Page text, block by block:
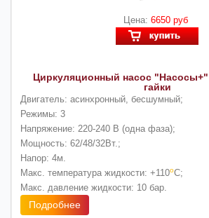
Цена: 6650 руб
Циркуляционный насос "Насосы+"
гайки
Двигатель: асинхронный, бесшумный;
Режимы: 3
Напряжение: 220-240 В (одна фаза);
Мощность: 62/48/32Вт.;
Напор: 4м.
Макс. температура жидкости: +110оС;
Макс. давление жидкости: 10 бар.
Подробнее